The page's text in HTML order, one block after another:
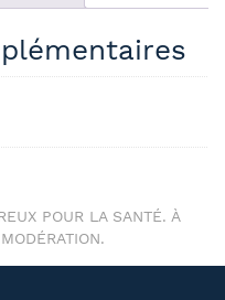
POUR LA SANTÉ. À